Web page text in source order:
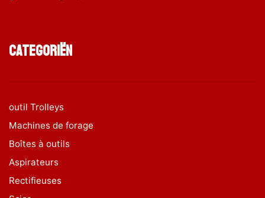
Categoriën
outil Trolleys
Machines de forage
Boîtes à outils
Aspirateurs
Rectifieuses